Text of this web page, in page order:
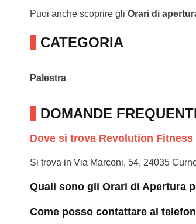
Puoi anche scoprire gli Orari di
CATEGORIA
Palestra
DOMANDE
Dove si trova Revolution Fitness
Si trova in Via Marconi, 54, 24035
Quali sono gli Orari di Apertura
Come posso contattare al